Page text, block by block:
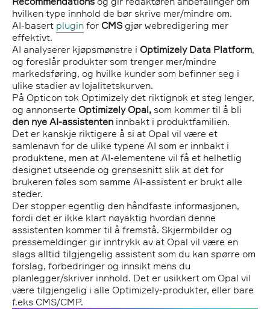
hvilken type innhold de bør skrive mer/mindre om.
AI-basert plugin for CMSgjør webredigering mer
effektivt.
AI analyserer kjøpsmønstre i Optimizely Data Platform,
og foreslår produkter som trenger mer/mindre
markedsføring, og hvilke kunder som befinner seg i
ulike stadier av lojalitetskurven.
På Opticon tok Optimizely det riktignok et steg lenger,
og annonserte Optimizely Opal, som kommer til å bli
den nye AI-assistenten innbakt i produktfamilien.
Det er kanskje riktigere å si at Opal vil være et
samlenavn for de ulike typene AI som er innbakt i
produktene, men at AI-elementene vil få et helhetlig
designet utseende og grensesnitt slik at det for
brukeren føles som samme AI-assistent er brukt alle
steder.
Der stopper egentlig den håndfaste informasjonen,
fordi det er ikke klart nøyaktig hvordan denne
assistenten kommer til å fremstå. Skjermbilder og
pressemeldinger gir inntrykk av at Opal vil være en
slags alltid tilgjengelig assistent som du kan spørre om
forslag, forbedringer og innsikt mens du
planlegger/skriver innhold. Det er usikkert om Opal vil
være tilgjengelig i alle Optimizely-produkter, eller bare
f.eks CMS/CMP.